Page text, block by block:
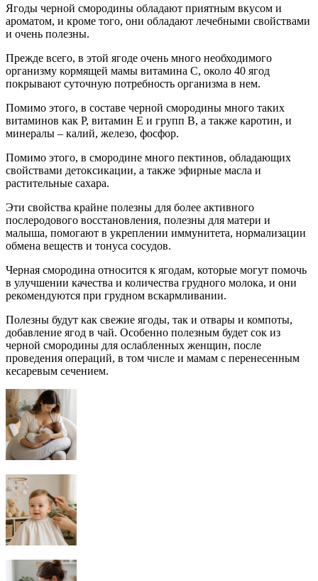
Ягоды черной смородины обладают приятным вкусом и
ароматом, и кроме того, они обладают лечебными свойствами
и очень полезны.
Прежде всего, в этой ягоде очень много необходимого
организму кормящей мамы витамина С, около 40 ягод
покрывают суточную потребность организма в нем.
Помимо этого, в составе черной смородины много таких
витаминов как Р, витамин Е и групп В, а также каротин, и
минералы – калий, железо, фосфор.
Помимо этого, в смородине много пектинов, обладающих
свойствами детоксикации, а также эфирные масла и
растительные сахара.
Эти свойства крайне полезны для более активного
послеродового восстановления, полезны для матери и
малыша, помогают в укреплении иммунитета, нормализации
обмена веществ и тонуса сосудов.
Черная смородина относится к ягодам, которые могут помочь
в улучшении качества и количества грудного молока, и они
рекомендуются при грудном вскармливании.
Полезны будут как свежие ягоды, так и отвары и компоты,
добавление ягод в чай. Особенно полезным будет сок из
черной смородины для ослабленных женщин, после
проведения операций, в том числе и мамам с перенесенным
кесаревым сечением.